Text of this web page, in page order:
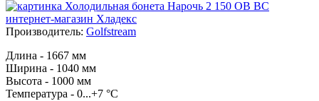
Производитель: Golfstream
Длина - 1667 мм
Ширина - 1040 мм
Высота - 1000 мм
Температура - 0...+7 °С